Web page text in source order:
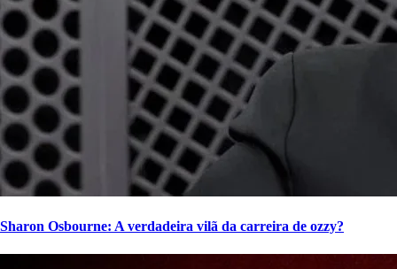
Sharon Osbourne: A verdadeira vilã da carreira de ozzy?